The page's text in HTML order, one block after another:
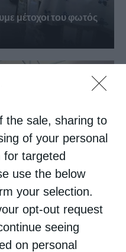
the sale, sharing to
of your personal
for targeted
use the below
your selection.
opt-out request
seeing
on personal
μέτοχοι του φωτός
Ναού
στο...